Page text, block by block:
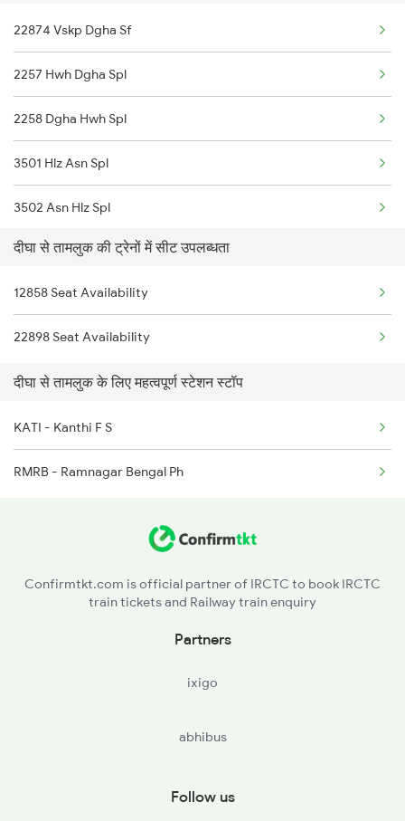
8564 Vskp Digha Spl
2885 Bbs Kjm Spl
2886 Kjm Bbs Spl
2867 Hwh Pdy Spl
3162 Blgt Koaa Spl
22874 Vskp Dgha Sf
22889 Dgha Puri Exp
22874 Vskp Dgha Sf
2257 Hwh Dgha Spl
2258 Dgha Hwh Spl
3501 Hlz Asn Spl
3502 Asn Hlz Spl
3505 Dgha Asn Spl
3506 Asn Dgha Spl
8563 Dgha Vskp Spl
8564 Vskp Digha Spl
2885 Bbs Kjm Spl
2886 Kjm Bbs Spl
दीघा से तामलुक की ट्रेनों में सीट उपलब्धता
12858 Seat Availability
22898 Seat Availability
दीघा से तामलुक के लिए महत्वपूर्ण स्टेशन स्टॉप
KATI - Kanthi F S
RMRB - Ramnagar Bengal Ph
Confirmtkt.com is official partner of IRCTC to book IRCTC
train tickets and Railway train enquiry
Partners
ixigo
abhibus
Follow us